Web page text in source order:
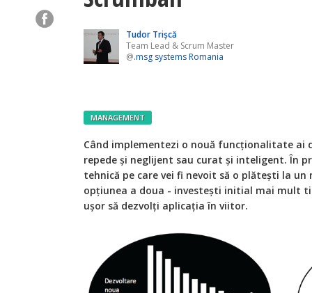
Tudor Trișcă
Team Lead & Scrum Master
@.msg systems Romania
MANAGEMENT
Când implementezi o nouă funcționalitate ai
repede și neglijent sau curat și inteligent. În
tehnică pe care vei fi nevoit să o plătești la
opțiunea a doua - investești initial mai mult
ușor să dezvolți aplicația în viitor.